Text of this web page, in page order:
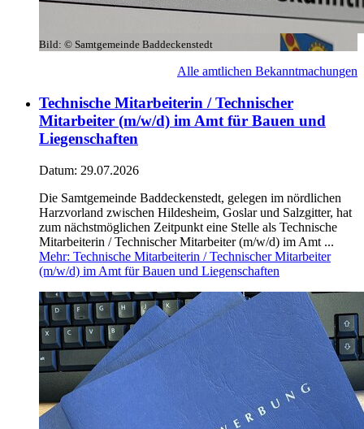
Bild: © Samtgemeinde Baddeckenstedt
Alle amtlichen Bekanntmachungen
Technische Mitarbeiterin / Technischer
Mitarbeiter (m/w/d) im Amt für Bauen und
Liegenschaften
Datum: 29.07.2026
Die Samtgemeinde Baddeckenstedt, gelegen im nördlichen
Harzvorland zwischen Hildesheim, Goslar und Salzgitter, hat
zum nächstmöglichen Zeitpunkt eine Stelle als Technische
Mitarbeiterin / Technischer Mitarbeiter (m/w/d) im Amt ...
Mehr: Technische Mitarbeiterin / Technischer Mitarbeiter
(m/w/d) im Amt für Bauen und Liegenschaften